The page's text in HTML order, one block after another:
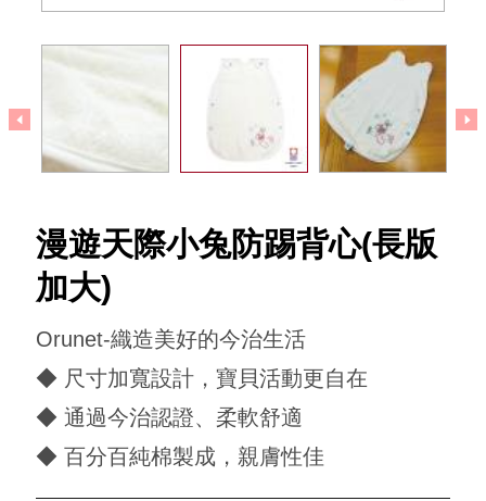
回到犬印本舖
漫遊天際小兔防踢背心(長版
加大)
Orunet-織造美好的今治生活
◆ 尺寸加寬設計，寶貝活動更自在
◆ 通過今治認證、柔軟舒適
◆ 百分百純棉製成，親膚性佳